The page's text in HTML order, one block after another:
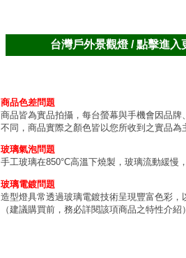
台灣戶外景觀燈 / 點擊進入
商品色差問題
商品皆為實品拍攝，每台螢幕與手機會因品
不同，商品實際之顏色皆以您所收到之實品為
玻璃氣泡問題
手工玻璃在850°C高溫下燒製，玻璃流動緩慢
玻璃電鍍問題
造型燈具常透過玻璃電鍍技術呈現豐富色彩
（建議購買前，務必詳閱該項商品之特性介紹）